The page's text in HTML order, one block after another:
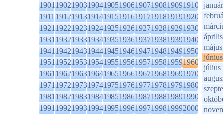
1901190219031904190519061907190819091910
1911191219131914191519161917191819191920
1921192219231924192519261927192819291930
1931193219331934193519361937193819391940
1941194219431944194519461947194819491950
1951195219531954195519561957195819591960
1961196219631964196519661967196819691970
1971197219731974197519761977197819791980
1981198219831984198519861987198819891990
1991199219931994199519961997199819992000
január
április
május
június
július